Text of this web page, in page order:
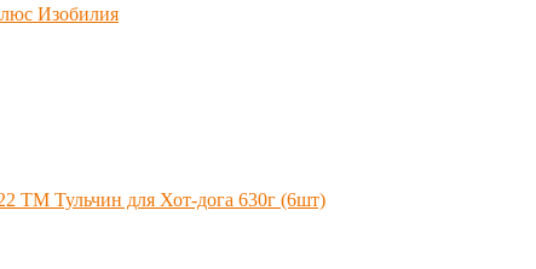
Изобилия
ТМ Тульчин для Хот-дога 630г (6шт)